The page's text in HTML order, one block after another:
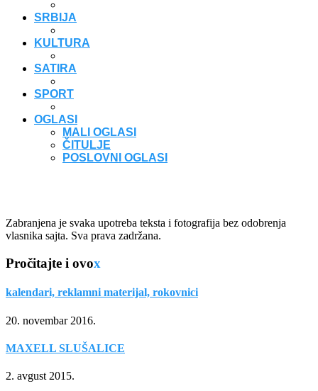
SRBIJA
KULTURA
SATIRA
SPORT
OGLASI
MALI OGLASI
ČITULJE
POSLOVNI OGLASI
Zabranjena je svaka upotreba teksta i fotografija bez odobrenja
vlasnika sajta. Sva prava zadržana.
Pročitajte i ovox
kalendari, reklamni materijal, rokovnici
20. novembar 2016.
MAXELL SLUŠALICE
2. avgust 2015.